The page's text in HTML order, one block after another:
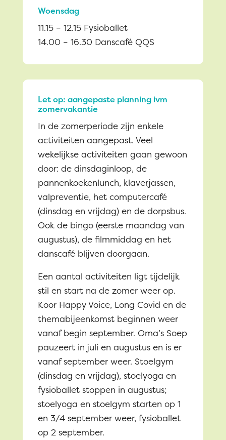
Woensdag
11.15 – 12.15 Fysioballet
14.00 – 16.30 Danscafé QQS
Let op: aangepaste planning ivm
zomervakantie
In de zomerperiode zijn enkele
activiteiten aangepast. Veel
wekelijkse activiteiten gaan gewoon
door: de dinsdaginloop, de
pannenkoekenlunch, klaverjassen,
valpreventie, het computercafé
(dinsdag en vrijdag) en de dorpsbus.
Ook de bingo (eerste maandag van
augustus), de filmmiddag en het
danscafé blijven doorgaan.
Een aantal activiteiten ligt tijdelijk
stil en start na de zomer weer op.
Koor Happy Voice, Long Covid en de
themabijeenkomst beginnen weer
vanaf begin september. Oma’s Soep
pauzeert in juli en augustus en is er
vanaf september weer. Stoelgym
(dinsdag en vrijdag), stoelyoga en
fysioballet stoppen in augustus;
stoelyoga en stoelgym starten op 1
en 3/4 september weer, fysioballet
op 2 september.